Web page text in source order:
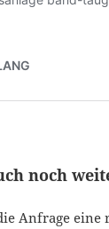
noch
Anfrage eine